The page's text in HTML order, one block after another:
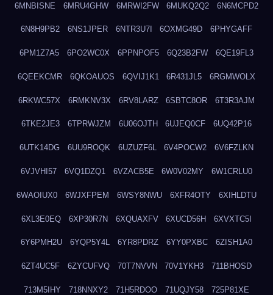
6MNBISNE 6MRU4GHW 6MRWI2FW 6MUKQ2Q2 6N6MCPD2
6N8H9PB2 6NS1JPER 6NTR3U7I 6OXMG49D 6PHYGAFF
6PM1Z7A5 6PO2WC0X 6PPNPOF5 6Q23B2FW 6QE19FL3
6QEEKCMR 6QKOAUOS 6QVIJ1K1 6R431JL5 6RGMWOLX
6RKWC57X 6RMKNV3X 6RV8LARZ 6SBTC8OR 6T3R3AJM
6TKE2JE3 6TPRWJZM 6U06OJTH 6UJEQ0CF 6UQ42P16
6UTK14DG 6UU9ROQK 6UZUZF6L 6V4POCW2 6V6FZLKN
6VJVHI57 6VQ1DZQ1 6VZACB5E 6W0V02MY 6W1CRLU0
6WAOIUX0 6WJXFPEM 6WSY8NWU 6XFR4OTY 6XIHLDTU
6XL3E0EQ 6XP30R7N 6XQUAXFV 6XUCD56H 6XVXTC5I
6Y6PMH2U 6YQP5Y4L 6YR8PDRZ 6YY0PXBC 6ZISH1A0
6ZT4UC5F 6ZYCUFVQ 70T7NVVN 70V1YKH3 711BHOSD
713M5IHY 718NNXY2 71H5RDOO 71UQJY58 725P81XE